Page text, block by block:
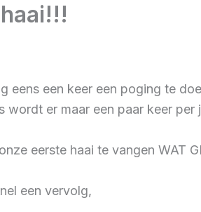
eens een keer een poging te
er maar een paar keer per
eerste haai te vangen WAT
een vervolg,